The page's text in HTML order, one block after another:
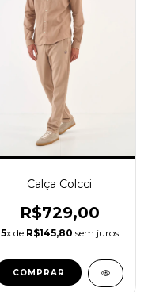
Calça Colcci
R$729,00
5x de R$145,80 sem juros
COMPRAR